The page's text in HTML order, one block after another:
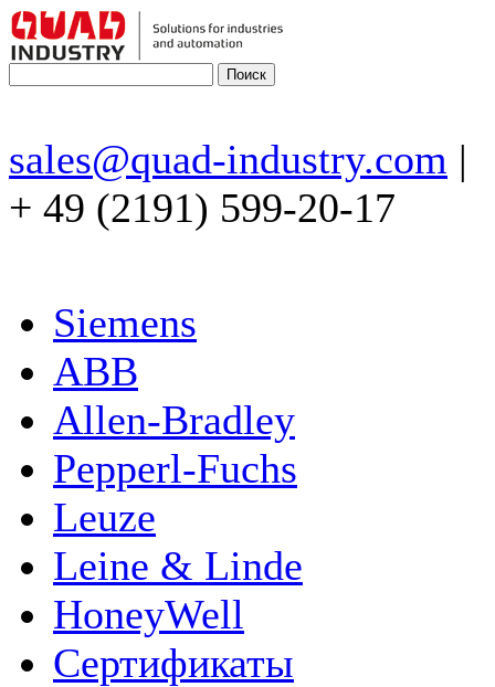
sales@quad-industry.com |
+ 49 (2191) 599-20-17
Siemens
ABB
Allen-Bradley
Pepperl-Fuchs
Leuze
Leine & Linde
HoneyWell
Сертификаты